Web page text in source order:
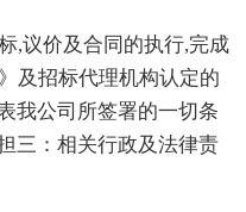
,议价及合同的执行,完成
及招标代理机构认定的
我公司所签署的一切条
三：相关行政及法律责